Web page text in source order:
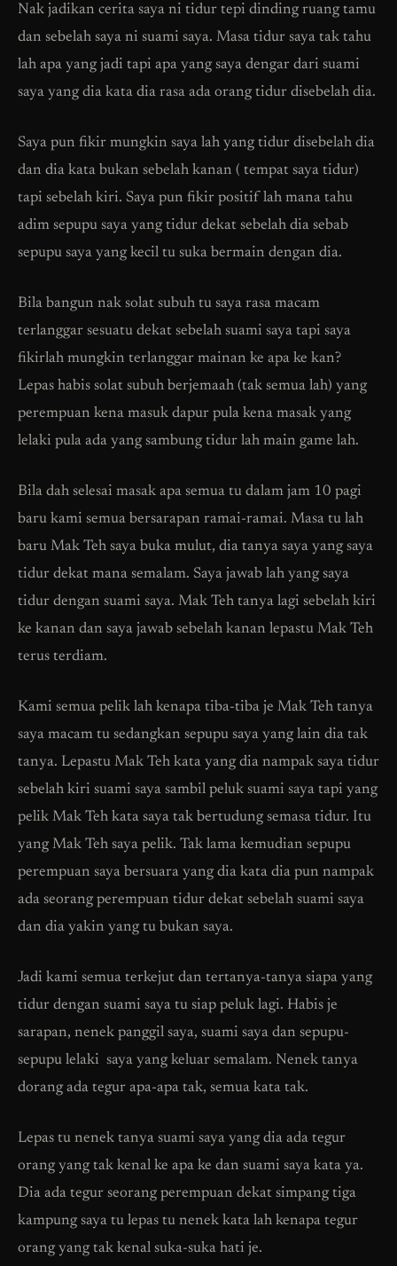
Nak jadikan cerita saya ni tidur tepi dinding ruang tamu
dan sebelah saya ni suami saya. Masa tidur saya tak tahu
lah apa yang jadi tapi apa yang saya dengar dari suami
saya yang dia kata dia rasa ada orang tidur disebelah dia.
Saya pun fikir mungkin saya lah yang tidur disebelah dia
dan dia kata bukan sebelah kanan ( tempat saya tidur)
tapi sebelah kiri. Saya pun fikir positif lah mana tahu
adim sepupu saya yang tidur dekat sebelah dia sebab
sepupu saya yang kecil tu suka bermain dengan dia.
Bila bangun nak solat subuh tu saya rasa macam
terlanggar sesuatu dekat sebelah suami saya tapi saya
fikirlah mungkin terlanggar mainan ke apa ke kan?
Lepas habis solat subuh berjemaah (tak semua lah) yang
perempuan kena masuk dapur pula kena masak yang
lelaki pula ada yang sambung tidur lah main game lah.
Bila dah selesai masak apa semua tu dalam jam 10 pagi
baru kami semua bersarapan ramai-ramai. Masa tu lah
baru Mak Teh saya buka mulut, dia tanya saya yang saya
tidur dekat mana semalam. Saya jawab lah yang saya
tidur dengan suami saya. Mak Teh tanya lagi sebelah kiri
ke kanan dan saya jawab sebelah kanan lepastu Mak Teh
terus terdiam.
Kami semua pelik lah kenapa tiba-tiba je Mak Teh tanya
saya macam tu sedangkan sepupu saya yang lain dia tak
tanya. Lepastu Mak Teh kata yang dia nampak saya tidur
sebelah kiri suami saya sambil peluk suami saya tapi yang
pelik Mak Teh kata saya tak bertudung semasa tidur. Itu
yang Mak Teh saya pelik. Tak lama kemudian sepupu
perempuan saya bersuara yang dia kata dia pun nampak
ada seorang perempuan tidur dekat sebelah suami saya
dan dia yakin yang tu bukan saya.
Jadi kami semua terkejut dan tertanya-tanya siapa yang
tidur dengan suami saya tu siap peluk lagi. Habis je
sarapan, nenek panggil saya, suami saya dan sepupu-
sepupu lelaki saya yang keluar semalam. Nenek tanya
dorang ada tegur apa-apa tak, semua kata tak.
Lepas tu nenek tanya suami saya yang dia ada tegur
orang yang tak kenal ke apa ke dan suami saya kata ya.
Dia ada tegur seorang perempuan dekat simpang tiga
kampung saya tu lepas tu nenek kata lah kenapa tegur
orang yang tak kenal suka-suka hati je.